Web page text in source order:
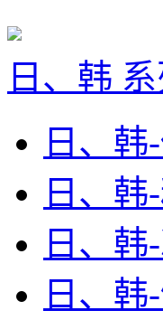
日、韩 系
日、韩
日、韩
日、
日、韩